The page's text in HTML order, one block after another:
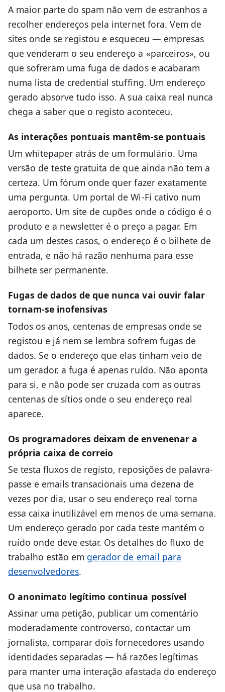
A maior parte do spam não vem de estranhos a
recolher endereços pela internet fora. Vem de
sites onde se registou e esqueceu — empresas
que venderam o seu endereço a «parceiros», ou
que sofreram uma fuga de dados e acabaram
numa lista de credential stuffing. Um endereço
gerado absorve tudo isso. A sua caixa real nunca
chega a saber que o registo aconteceu.
As interações pontuais mantêm-se pontuais
Um whitepaper atrás de um formulário. Uma
versão de teste gratuita de que ainda não tem a
certeza. Um fórum onde quer fazer exatamente
uma pergunta. Um portal de Wi-Fi cativo num
aeroporto. Um site de cupões onde o código é o
produto e a newsletter é o preço a pagar. Em
cada um destes casos, o endereço é o bilhete de
entrada, e não há razão nenhuma para esse
bilhete ser permanente.
Fugas de dados de que nunca vai ouvir falar
tornam-se inofensivas
Todos os anos, centenas de empresas onde se
registou e já nem se lembra sofrem fugas de
dados. Se o endereço que elas tinham veio de
um gerador, a fuga é apenas ruído. Não aponta
para si, e não pode ser cruzada com as outras
centenas de sítios onde o seu endereço real
aparece.
Os programadores deixam de envenenar a
própria caixa de correio
Se testa fluxos de registo, reposições de palavra-
passe e emails transacionais uma dezena de
vezes por dia, usar o seu endereço real torna
essa caixa inutilizável em menos de uma semana.
Um endereço gerado por cada teste mantém o
ruído onde deve estar. Os detalhes do fluxo de
trabalho estão em gerador de email para
desenvolvedores.
O anonimato legítimo continua possível
Assinar uma petição, publicar um comentário
moderadamente controverso, contactar um
jornalista, comparar dois fornecedores usando
identidades separadas — há razões legítimas
para manter uma interação afastada do endereço
que usa no trabalho.